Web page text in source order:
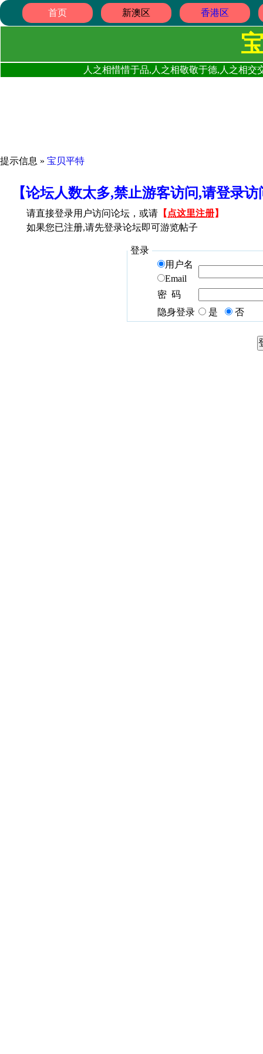
首页 新澳区 香港区
人之相惜惜于品,人之相敬敬于德,人之相
提示信息 » 宝贝平特
【论坛人数太多,禁止游客访问,请登录
请直接登录用户访问论坛，或请 【 点这里注册】
如果您已注册,请先登录论坛即可游览帖子
登录
用户名
Email
密 码
隐身登录
是 否